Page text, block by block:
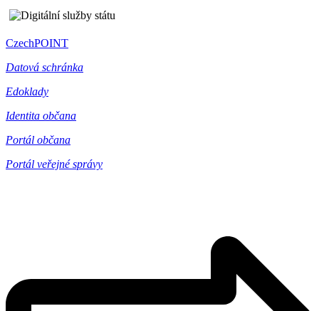
CzechPOINT
Datová schránka
Edoklady
Identita občana
Portál občana
Portál veřejné správy